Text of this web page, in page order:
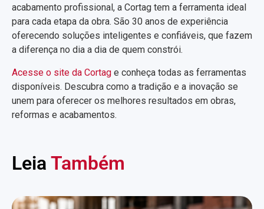
acabamento profissional, a Cortag tem a ferramenta ideal
para cada etapa da obra. São 30 anos de experiência
oferecendo soluções inteligentes e confiáveis, que fazem
a diferença no dia a dia de quem constrói.
Acesse o site da Cortag e conheça todas as ferramentas
disponíveis. Descubra como a tradição e a inovação se
unem para oferecer os melhores resultados em obras,
reformas e acabamentos.
Leia Também